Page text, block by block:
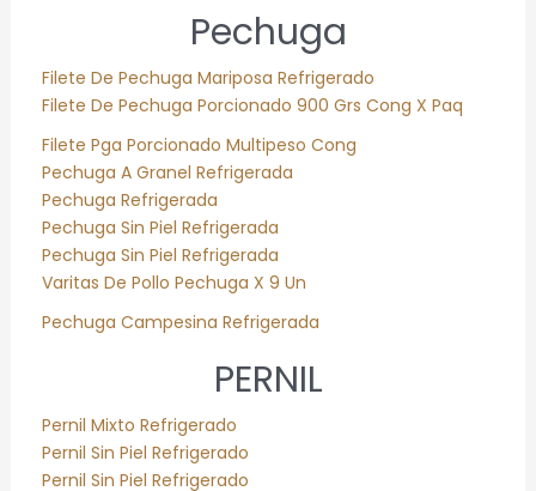
Pechuga
Filete De Pechuga Mariposa Refrigerado
Filete De Pechuga Porcionado 900 Grs Cong X Paq
Filete Pga Porcionado Multipeso Cong
Pechuga A Granel Refrigerada
Pechuga Refrigerada
Pechuga Sin Piel Refrigerada
Pechuga Sin Piel Refrigerada
Varitas De Pollo Pechuga X 9 Un
Pechuga Campesina Refrigerada
PERNIL
Pernil Mixto Refrigerado
Pernil Sin Piel Refrigerado
Pernil Sin Piel Refrigerado